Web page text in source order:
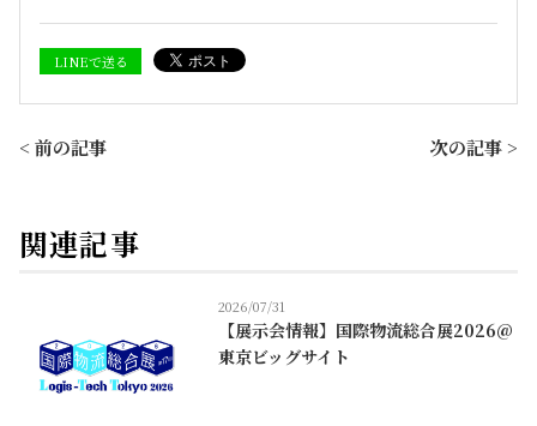
LINEで送る
< 前の記事 次の記事 >
関連記事
2026/07/31
【展示会情報】国際物流総合展2026@
東京ビッグサイト